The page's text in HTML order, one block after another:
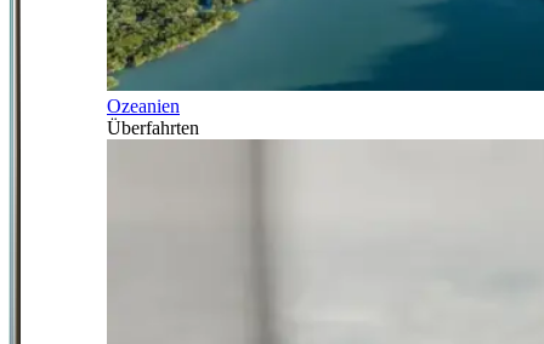
Ozeanien
Überfahrten